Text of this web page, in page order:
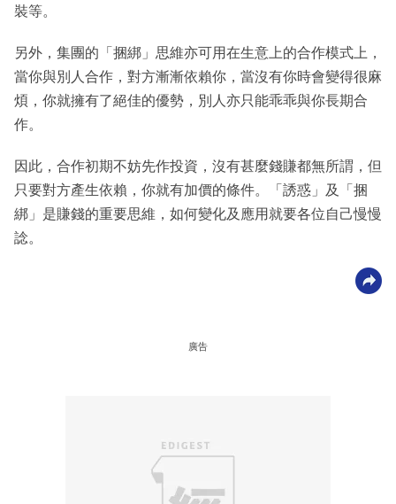
裝等。
另外，集團的「捆綁」思維亦可用在生意上的合作模式上，
當你與別人合作，對方漸漸依賴你，當沒有你時會變得很麻
煩，你就擁有了絕佳的優勢，別人亦只能乖乖與你長期合
作。
因此，合作初期不妨先作投資，沒有甚麼錢賺都無所謂，但
只要對方產生依賴，你就有加價的條件。「誘惑」及「捆
綁」是賺錢的重要思維，如何變化及應用就要各位自己慢慢
諗。
廣告